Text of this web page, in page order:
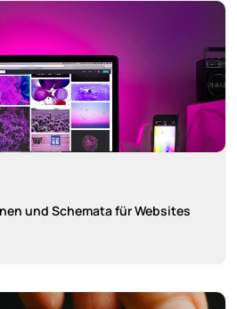
und Schemata für Websites